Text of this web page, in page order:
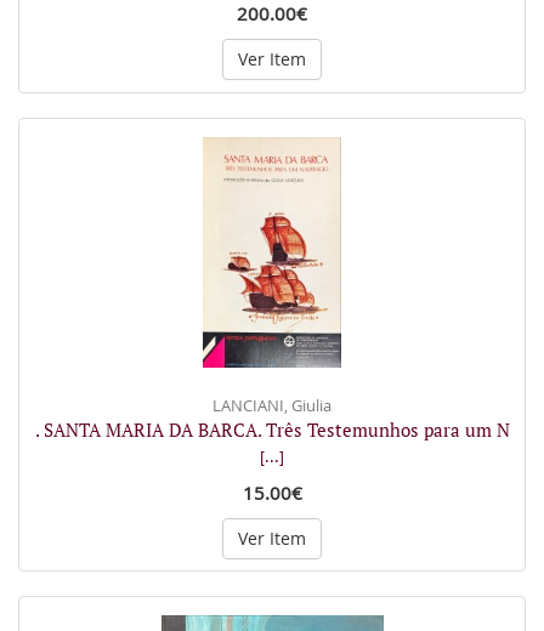
200.00€
Ver Item
LANCIANI, Giulia
. SANTA MARIA DA BARCA. Três Testemunhos para um N
[...]
15.00€
Ver Item